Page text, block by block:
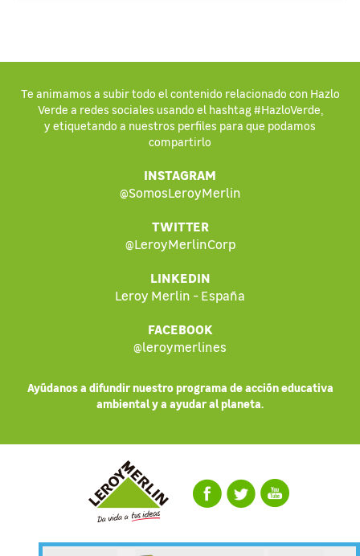
Te animamos a subir todo el contenido relacionado con Hazlo
Verde a redes sociales usando el hashtag #HazloVerde,
y etiquetando a nuestros perfiles para que podamos
compartirlo
INSTAGRAM
@SomosLeroyMerlin
TWITTER
@LeroyMerlinCorp
LINKEDIN
Leroy Merlin - España
FACEBOOK
@leroymerlines
Ayúdanos a difundir nuestro programa de acción educativa
ambiental y a ayudar al planeta.